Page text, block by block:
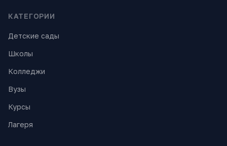
КАТЕГОРИИ
Детские сады
Школы
Колледжи
Вузы
Курсы
Лагеря